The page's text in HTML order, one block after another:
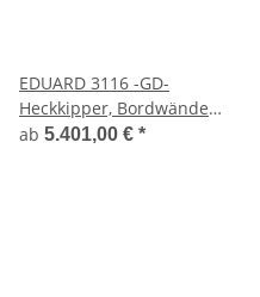
EDUARD 3116 -GD-
Heckkipper, Bordwände
30cm -2700kg- E & H-Pumpe
ab 5.401,00 € *